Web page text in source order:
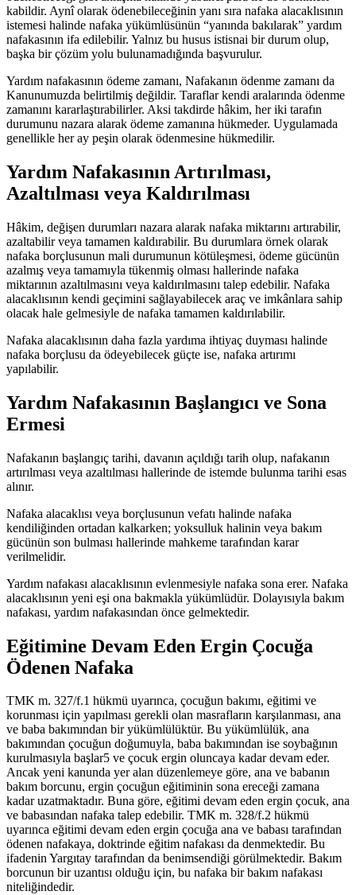
kabildir. Aynî olarak ödenebileceğinin yanı sıra nafaka alacaklısının
istemesi halinde nafaka yükümlüsünün “yanında bakılarak” yardım
nafakasının ifa edilebilir. Yalnız bu husus istisnai bir durum olup,
başka bir çözüm yolu bulunamadığında başvurulur.
Yardım nafakasının ödeme zamanı, Nafakanın ödenme zamanı da
Kanunumuzda belirtilmiş değildir. Taraflar kendi aralarında ödenme
zamanını kararlaştırabilirler. Aksi takdirde hâkim, her iki tarafın
durumunu nazara alarak ödeme zamanına hükmeder. Uygulamada
genellikle her ay peşin olarak ödenmesine hükmedilir.
Yardım Nafakasının Artırılması,
Azaltılması veya Kaldırılması
Hâkim, değişen durumları nazara alarak nafaka miktarını artırabilir,
azaltabilir veya tamamen kaldırabilir. Bu durumlara örnek olarak
nafaka borçlusunun mali durumunun kötüleşmesi, ödeme gücünün
azalmış veya tamamıyla tükenmiş olması hallerinde nafaka
miktarının azaltılmasını veya kaldırılmasını talep edebilir. Nafaka
alacaklısının kendi geçimini sağlayabilecek araç ve imkânlara sahip
olacak hale gelmesiyle de nafaka tamamen kaldırılabilir.
Nafaka alacaklısının daha fazla yardıma ihtiyaç duyması halinde
nafaka borçlusu da ödeyebilecek güçte ise, nafaka artırımı
yapılabilir.
Yardım Nafakasının Başlangıcı ve Sona
Ermesi
Nafakanın başlangıç tarihi, davanın açıldığı tarih olup, nafakanın
artırılması veya azaltılması hallerinde de istemde bulunma tarihi esas
alınır.
Nafaka alacaklısı veya borçlusunun vefatı halinde nafaka
kendiliğinden ortadan kalkarken; yoksulluk halinin veya bakım
gücünün son bulması hallerinde mahkeme tarafından karar
verilmelidir.
Yardım nafakası alacaklısının evlenmesiyle nafaka sona erer. Nafaka
alacaklısının yeni eşi ona bakmakla yükümlüdür. Dolayısıyla bakım
nafakası, yardım nafakasından önce gelmektedir.
Eğitimine Devam Eden Ergin Çocuğa
Ödenen Nafaka
TMK m. 327/f.1 hükmü uyarınca, çocuğun bakımı, eğitimi ve
korunması için yapılması gerekli olan masrafların karşılanması, ana
ve baba bakımından bir yükümlülüktür. Bu yükümlülük, ana
bakımından çocuğun doğumuyla, baba bakımından ise soybağının
kurulmasıyla başlar5 ve çocuk ergin oluncaya kadar devam eder.
Ancak yeni kanunda yer alan düzenlemeye göre, ana ve babanın
bakım borcunu, ergin çocuğun eğitiminin sona ereceği zamana
kadar uzatmaktadır. Buna göre, eğitimi devam eden ergin çocuk, ana
ve babasından nafaka talep edebilir. TMK m. 328/f.2 hükmü
uyarınca eğitimi devam eden ergin çocuğa ana ve babası tarafından
ödenen nafakaya, doktrinde eğitim nafakası da denmektedir. Bu
ifadenin Yargıtay tarafından da benimsendiği görülmektedir. Bakım
borcunun bir uzantısı olduğu için, bu nafaka bir bakım nafakası
niteliğindedir.